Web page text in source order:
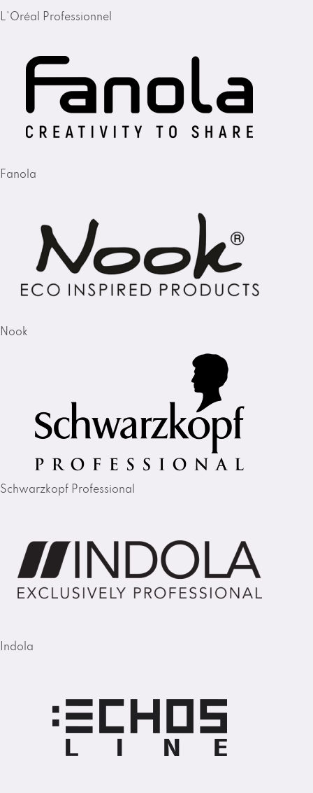
L'Oréal Professionnel
Fanola
Nook
Schwarzkopf Professional
Indola